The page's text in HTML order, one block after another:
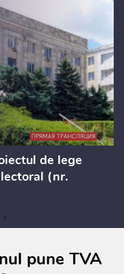
de lege
(nr.
pune TVA